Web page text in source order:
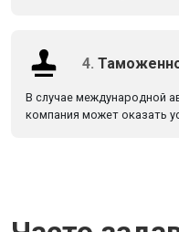
4.
В случае международной
компания может оказать